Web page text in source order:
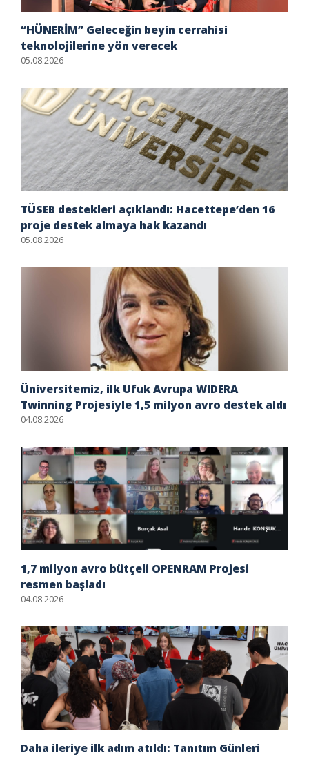
“HÜNERİM” Geleceğin beyin cerrahisi
teknolojilerine yön verecek
05.08.2026
TÜSEB destekleri açıklandı: Hacettepe’den 16
proje destek almaya hak kazandı
05.08.2026
Üniversitemiz, ilk Ufuk Avrupa WIDERA
Twinning Projesiyle 1,5 milyon avro destek aldı
04.08.2026
1,7 milyon avro bütçeli OPENRAM Projesi
resmen başladı
04.08.2026
Daha ileriye ilk adım atıldı: Tanıtım Günleri